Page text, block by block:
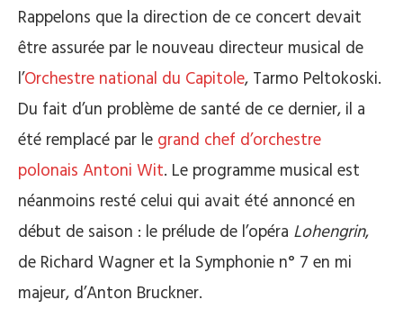
Rappelons que la direction de ce concert devait
être assurée par le nouveau directeur musical de
l’Orchestre national du Capitole, Tarmo Peltokoski.
Du fait d’un problème de santé de ce dernier, il a
été remplacé par le grand chef d’orchestre
polonais Antoni Wit. Le programme musical est
néanmoins resté celui qui avait été annoncé en
début de saison : le prélude de l’opéra Lohengrin,
de Richard Wagner et la Symphonie n° 7 en mi
majeur, d’Anton Bruckner.